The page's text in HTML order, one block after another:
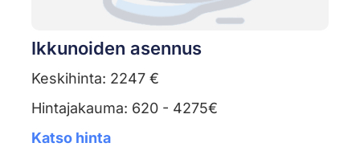
Ikkunoiden asennus
Keskihinta: 2247 €
Hintajakauma: 620 - 4275€
Katso hinta